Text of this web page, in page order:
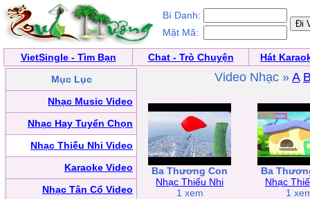
Bí Danh:
Mật Mã:
VietSingle - Tìm Bạn Chat - Trò Chuyện
Hát
Mục Lục
Nhạc Music Video
Nhạc Hay Tuyển Chọn
Nhạc Thiếu Nhi Video
Karaoke Video
Nhạc Tân Cổ Video
Video Nhạc » A
Ba Thương Con
Nhạc Thiếu Nhi
1 xem
Ba
Nhạc
1